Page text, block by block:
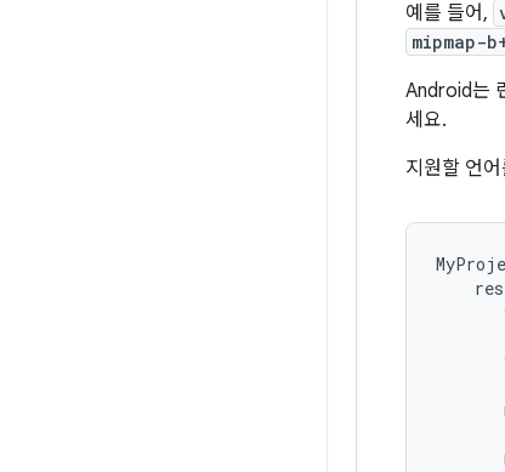
예를 들어,
mipmap-
Android는
세요.
지원할 언